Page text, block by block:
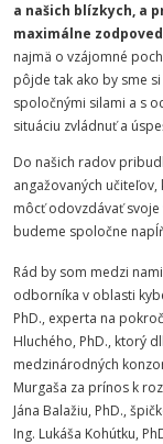
a našich blízkych, a
maximálne
najmä o vzájomné
pôjde tak ako by sme
spoločnými silami a s
situáciu zvládnuť a
Do našich radov
angažovaných
môcť odovzdávať
budeme spoločne
Rád by som medzi
odborníka v oblasti
PhD., experta na
Hluchého, PhD., ktorý
medzinárodných
Murgaša za prínos k
Jána Balažiu, PhD.,
Ing. Lukáša Kohútku,